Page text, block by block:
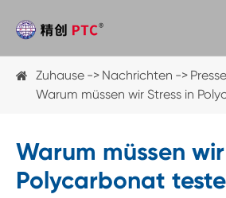
Zuhause Nachrichten
Warum müssen wir Stress in
Warum müssen
Polycarbonat